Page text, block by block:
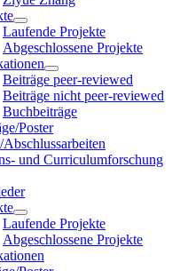
Laufende Projekte
Abgeschlossene Projekte
Beiträge peer-reviewed
Beiträge nicht peer-reviewed
Buchbeiträge
Poster
und Curriculumforschung
Laufende Projekte
Abgeschlossene Projekte